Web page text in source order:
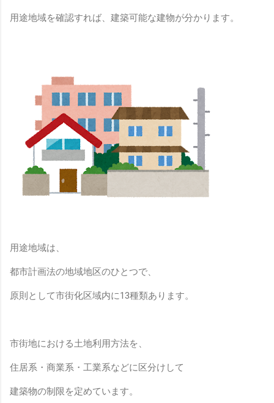
用途地域を確認すれば、建築可能な建物が分かります。
用途地域は、
都市計画法の地域地区のひとつで、
原則として市街化区域内に13種類あります。
市街地における土地利用方法を、
住居系・商業系・工業系などに区分けして
建築物の制限を定めています。